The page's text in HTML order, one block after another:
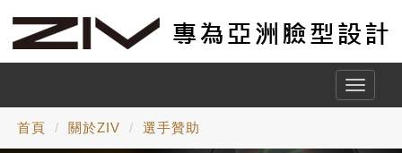
Toggle
首頁 關於ZIV 選手贊助